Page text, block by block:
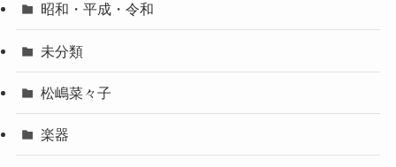
昭和・平成・令和
未分類
松嶋菜々子
楽器